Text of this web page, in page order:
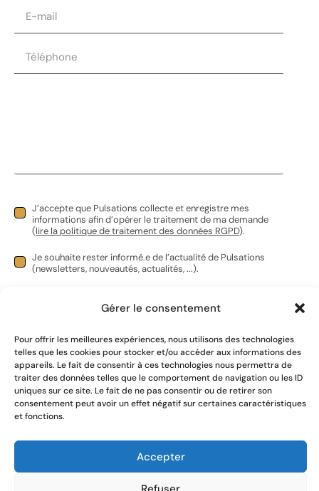
Gérer le consentement
Pour offrir les meilleures expériences, nous utilisons des technologies
telles que les cookies pour stocker et/ou accéder aux informations des
appareils. Le fait de consentir à ces technologies nous permettra de
traiter des données telles que le comportement de navigation ou les ID
uniques sur ce site. Le fait de ne pas consentir ou de retirer son
consentement peut avoir un effet négatif sur certaines caractéristiques
et fonctions.
Accepter
Congélateur bahut
0,00€HT |0,00€TVAC
J’accepte que Pulsations collecte et enregistre mes
informations afin d’opérer le traitement de ma demande
(lire la politique de traitement des données RGPD).
Je souhaite rester informé.e de l’actualité de Pulsations
(newsletters, nouveautés, actualités, ...).
Envoyer